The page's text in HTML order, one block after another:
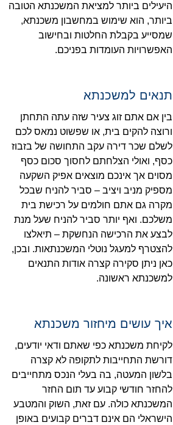
היעילים ביותר למציאת המשכנתא הטובה
ביותר, הוא שימוש במחשבון משכנתא,
שמסייע בקבלת החלטות ובחישוב
האפשרויות העומדות בפניכם.
תנאים למשכנתא
בין אם אתם זוג צעיר שזה עתה התחתן
ורוצה להקים בית, או שפשוט נמאס לכם
לשלם שכר דירה עקב התחושה של בזבוז
כסף, ואולי הצלחתם לחסוך סכום כסף
מסוים אך אינכם מוצאים אפיק השקעה
מספיק מניב ויציב – סביר להניח שבכל
מקרה גם אתם חולמים על רכישת בית
משלכם. ואף יותר סביר להניח שעל מנת
לבצע את הרכישה הנחשקת – תיאלצו
להצטרף למעגל נוטלי המשכנתאות. ובכן,
כאן ניתן סקירה קצרה אודות התנאים
למשכנתא ראשונה.
איך עושים מיחזור משכנתא
לקיחת משכנתא כפי שאתם ודאי יודעים,
דורשת התחייבות לתקופה לא קצרה
בלשון המעטה, בה בעלי הנכס מתחייבים
להחזר חודשי קבוע עד תום החזר
המשכנתא כולה. עם זאת, השוק והמטבע
הישראלי הם אינם דברים קבועים באופן